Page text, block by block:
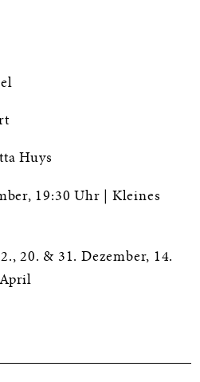
Huys
19:30 Uhr | Kleines
20. & 31. Dezember, 14.